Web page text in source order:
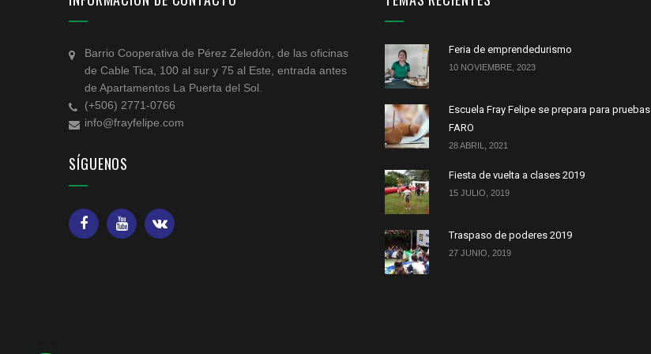
Barrio Cooperativa de Pérez Zeledón, de las oficinas
de Cable Tica, 100 al sur y 75 al Este, entrada antes
de Apartamentos La Puerta del Sol.
(+506) 2771-0766
info@frayfelipe.com
SÍGUENOS
Feria de emprendedurismo
10 NOVIEMBRE, 2023
Escuela Fray Felipe se prepara para pruebas
FARO
28 ABRIL, 2021
Fiesta de vuelta a clases 2019
15 JULIO, 2019
Traspaso de poderes 2019
27 JUNIO, 2019